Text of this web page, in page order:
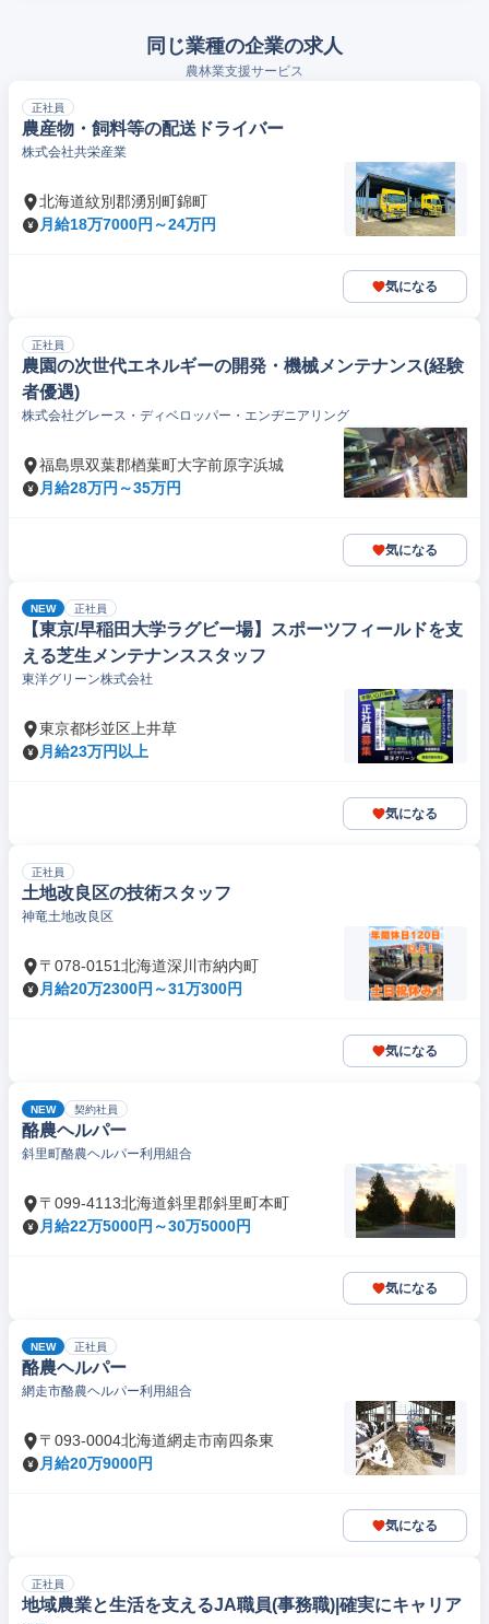
同じ業種の企業の求人
農林業支援サービス
正社員
農産物・飼料等の配送ドライバー
株式会社共栄産業
北海道紋別郡湧別町錦町
月給18万7000円～24万円
気になる
正社員
農園の次世代エネルギーの開発・機械メンテナンス(経験
者優遇)
株式会社グレース・ディベロッパー・エンヂニアリング
福島県双葉郡楢葉町大字前原字浜城
月給28万円～35万円
気になる
NEW 正社員
【東京/早稲田大学ラグビー場】スポーツフィールドを支
える芝生メンテナンススタッフ
東洋グリーン株式会社
東京都杉並区上井草
月給23万円以上
気になる
正社員
土地改良区の技術スタッフ
神竜土地改良区
〒078-0151北海道深川市納内町
月給20万2300円～31万300円
気になる
NEW 契約社員
酪農ヘルパー
斜里町酪農ヘルパー利用組合
〒099-4113北海道斜里郡斜里町本町
月給22万5000円～30万5000円
気になる
NEW 正社員
酪農ヘルパー
網走市酪農ヘルパー利用組合
〒093-0004北海道網走市南四条東
月給20万9000円
気になる
正社員
地域農業と生活を支えるJA職員(事務職)|確実にキャリア